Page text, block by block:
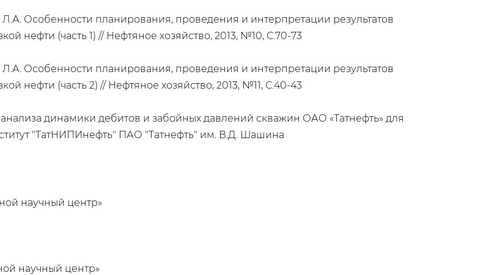
Особенности планирования, проведения и интерпретации результатов
нефти (часть 1) // Нефтяное хозяйство, 2013, №10, С.70-73
Особенности планирования, проведения и интерпретации результатов
нефти (часть 2) // Нефтяное хозяйство, 2013, №11, С.40-43
динамики дебитов и забойных давлений скважин ОАО «Татнефть» для
"ТатНИПИнефть" ПАО "Татнефть" им. В.Д. Шашина
научный центр»
научный центр»